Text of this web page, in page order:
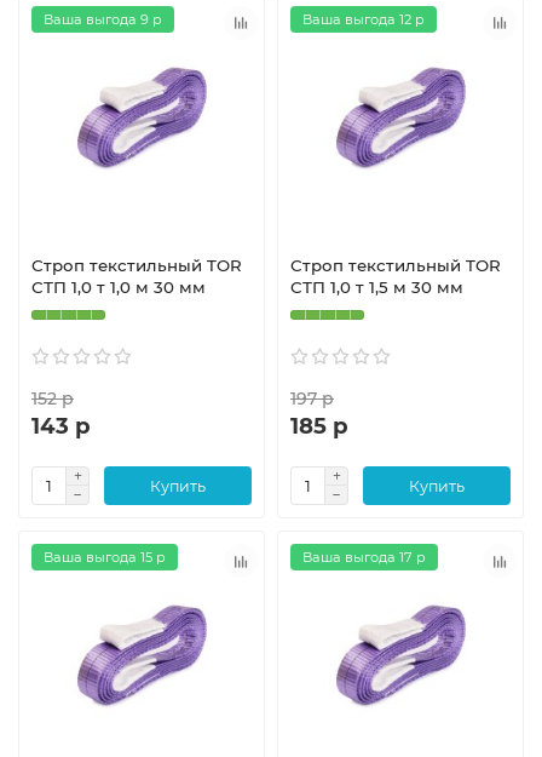
Ваша выгода 9 р
Строп текстильный TOR
СТП 1,0 т 1,0 м 30 мм
152 р
143 р
Купить
Ваша выгода 12 р
Строп текстильный TOR
СТП 1,0 т 1,5 м 30 мм
197 р
185 р
Купить
Ваша выгода 15 р Ваша выгода 17 р